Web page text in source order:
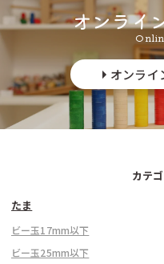
します。
ご購入金額
全ての地域
オンライ
オンライ
カテ
たま
ビー玉17mm以下
ビー玉25mm以下